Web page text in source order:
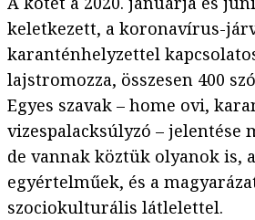
keletkezett, a koronavírus-
karanténhelyzettel
lajstromozza, összesen 400
Egyes szavak – home ovi,
vizespalacksúlyzó – jelentése
de vannak köztük olyanok is,
egyértelműek, és a
szociokulturális látlelettel.